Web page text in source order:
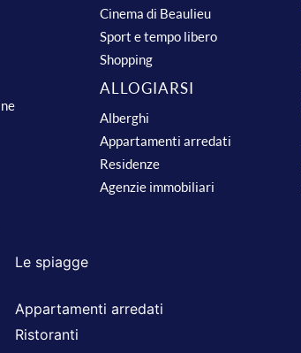
Cinema di Beaulieu
Sport e tempo libero
Shopping
ALLOGIARSI
Alberghi
Appartamenti arredati
Residenze
Agenzie immobiliari
Le spiagge
Appartamenti arredati
Ristoranti